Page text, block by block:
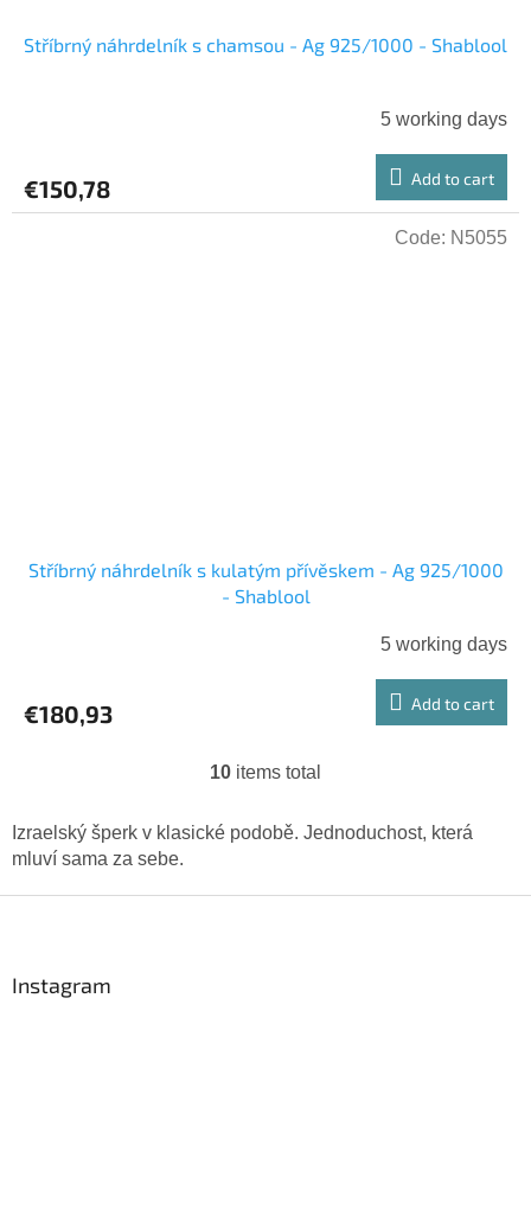
Stříbrný náhrdelník s chamsou - Ag 925/1000 - Shablool
5 working days
€150,78 Add to cart
Stříbrný náhrdelník s kulatým přívěskem - Ag 925/1000
- Shablool
5 working days
€180,93 Add to cart
Code: N5055
L
s
n
10 items total
Izraelský šperk v klasické podobě. Jednoduchost, která
mluví sama za sebe.
Instagram